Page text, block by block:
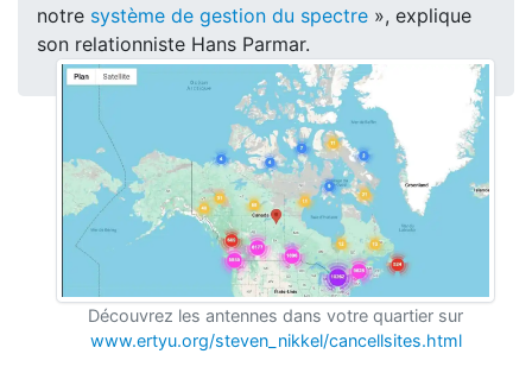
notre système de gestion du spectre », explique
son relationniste Hans Parmar.
Découvrez les antennes dans votre quartier sur
www.ertyu.org/steven_nikkel/cancellsites.html